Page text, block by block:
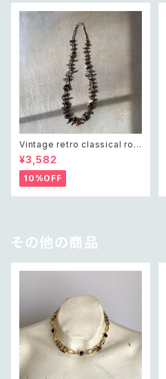
Vintage retro classical rou
gh cut shell beads necklac
e レトロ ヴィンテージ アクセサ
リー クラシカル ラフカット シェ
ル ビーズ ネックレス
¥3,582
10%OFF
その他の商品